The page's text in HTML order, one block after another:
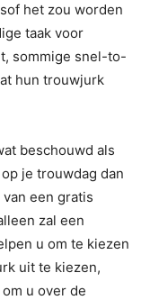
het zou worden
taak voor
sommige snel-to-
hun trouwjurk
beschouwd als
je trouwdag dan
een gratis
zal een
u om te kiezen
uit te kiezen,
u over de